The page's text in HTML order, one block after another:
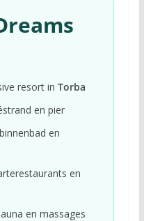
resort in Torba
en pier
en
en
en massages